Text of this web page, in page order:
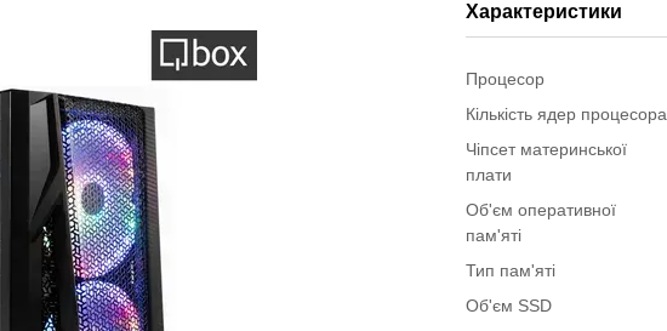
Характеристики
Процесор
Кількість ядер процесора
Чіпсет материнської
плати
Об'єм оперативної
пам'яті
Тип пам'яті
Об'єм SSD